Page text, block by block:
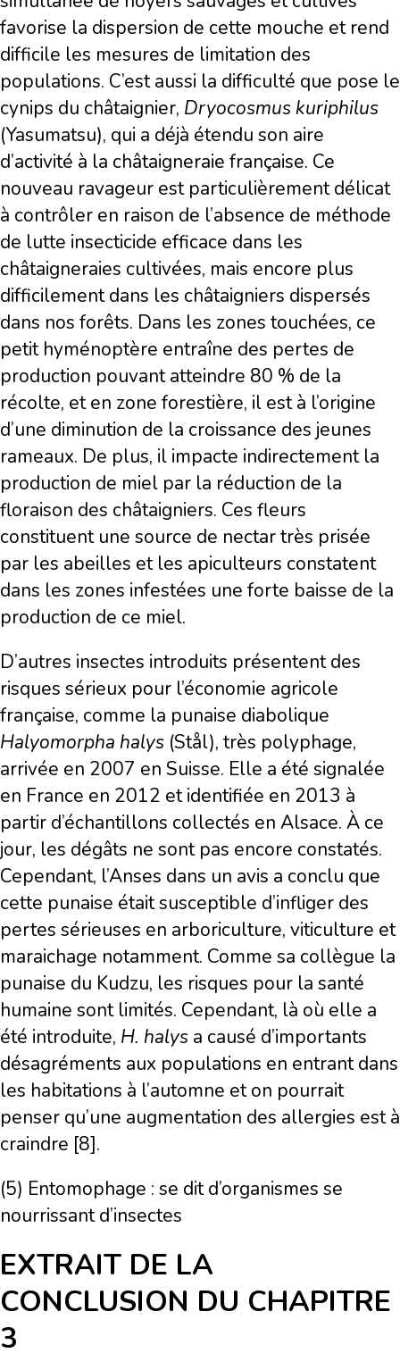
favorise la dispersion de cette mouche et rend
difficile les mesures de limitation des
populations. C’est aussi la difficulté que pose le
cynips du châtaignier, Dryocosmus kuriphilus
(Yasumatsu), qui a déjà étendu son aire
d’activité à la châtaigneraie française. Ce
nouveau ravageur est particulièrement délicat
à contrôler en raison de l’absence de méthode
de lutte insecticide efficace dans les
châtaigneraies cultivées, mais encore plus
difficilement dans les châtaigniers dispersés
dans nos forêts. Dans les zones touchées, ce
petit hyménoptère entraîne des pertes de
production pouvant atteindre 80 % de la
récolte, et en zone forestière, il est à l’origine
d’une diminution de la croissance des jeunes
rameaux. De plus, il impacte indirectement la
production de miel par la réduction de la
floraison des châtaigniers. Ces fleurs
constituent une source de nectar très prisée
par les abeilles et les apiculteurs constatent
dans les zones infestées une forte baisse de la
production de ce miel.
D’autres insectes introduits présentent des
risques sérieux pour l’économie agricole
française, comme la punaise diabolique
Halyomorpha halys (Stål), très polyphage,
arrivée en 2007 en Suisse. Elle a été signalée
en France en 2012 et identifiée en 2013 à
partir d’échantillons collectés en Alsace. À ce
jour, les dégâts ne sont pas encore constatés.
Cependant, l’Anses dans un avis a conclu que
cette punaise était susceptible d’infliger des
pertes sérieuses en arboriculture, viticulture et
maraichage notamment. Comme sa collègue la
punaise du Kudzu, les risques pour la santé
humaine sont limités. Cependant, là où elle a
été introduite, H. halys a causé d’importants
désagréments aux populations en entrant dans
les habitations à l’automne et on pourrait
penser qu’une augmentation des allergies est à
craindre [8].
(5) Entomophage : se dit d’organismes se
nourrissant d’insectes
EXTRAIT DE LA
CONCLUSION DU CHAPITRE
3